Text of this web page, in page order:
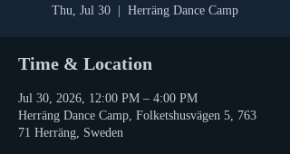
Thu, Jul 30 Herräng Dance Camp
Time & Location
Jul 30, 2026, 12:00 PM – 4:00 PM
Herräng Dance Camp, Folketshusvägen 5, 763
71 Herräng, Sweden